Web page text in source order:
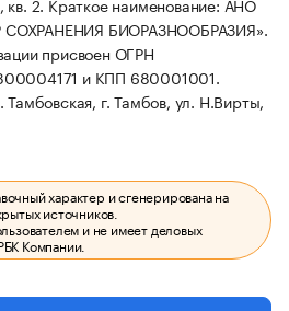
БИОРАЗНООБРАЗИЯ».
присвоен ОГРН
и КПП 680001001.
г. Тамбов, ул. Н.Вирты,
характер и сгенерирована на
источников.
и не имеет деловых
Компании.